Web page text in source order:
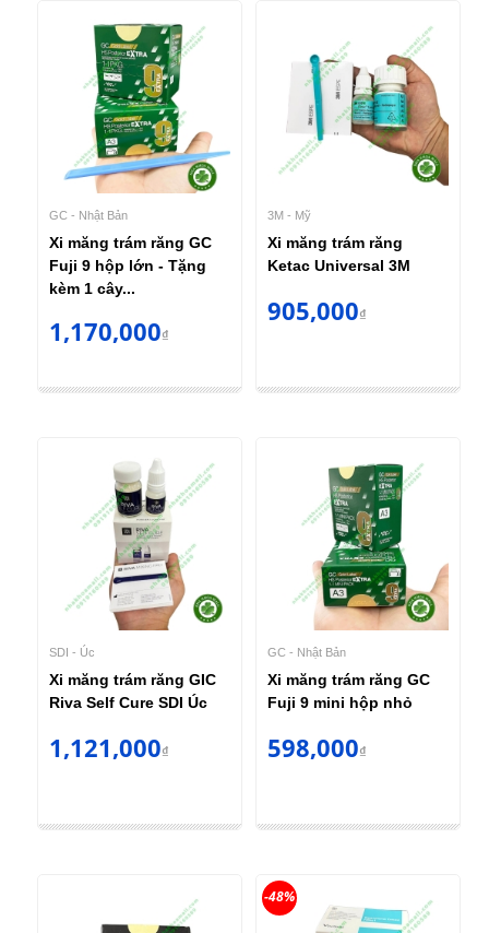
GC - Nhật Bản
Xi măng trám răng GC
Fuji 9 hộp lớn - Tặng
kèm 1 cây...
1,170,000₫
3M - Mỹ
Xi măng trám răng
Ketac Universal 3M
905,000₫
SDI - Úc
Xi măng trám răng GIC
Riva Self Cure SDI Úc
1,121,000₫
GC - Nhật Bản
Xi măng trám răng GC
Fuji 9 mini hộp nhỏ
598,000₫
-48%